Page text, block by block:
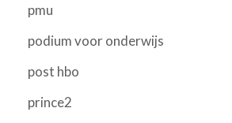
pmu
podium voor onderwijs
post hbo
prince2